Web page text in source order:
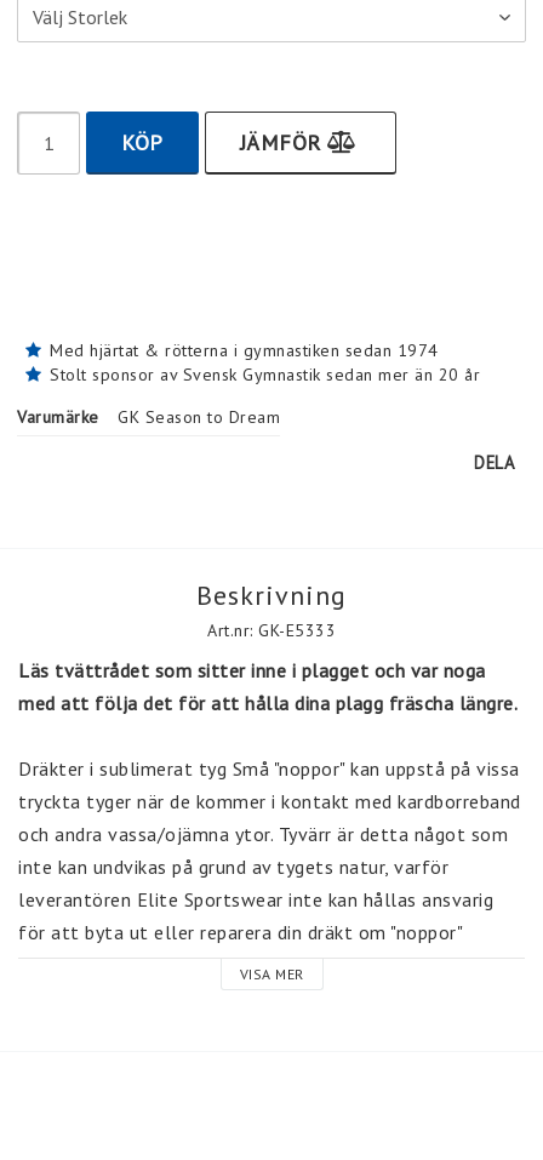
KÖP JÄMFÖR
Med hjärtat & rötterna i gymnastiken sedan 1974
Stolt sponsor av Svensk Gymnastik sedan mer än 20 år
Varumärke
GK Season to Dream
DELA
Beskrivning
Art.nr: GK-E5333
Läs tvättrådet som sitter inne i plagget och var noga
med att följa det för att hålla dina plagg fräscha längre.
Dräkter i sublimerat tyg Små "noppor" kan uppstå på vissa
tryckta tyger när de kommer i kontakt med kardborreband
och andra vassa/ojämna ytor. Tyvärr är detta något som
inte kan undvikas på grund av tygets natur, varför
leverantören Elite Sportswear inte kan hållas ansvarig
för att byta ut eller reparera din dräkt om "noppor"
uppstår.
VISA MER